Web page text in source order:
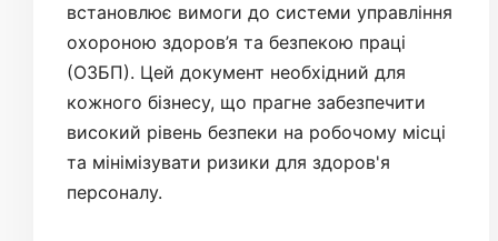
встановлює вимоги до системи управління
охороною здоров’я та безпекою праці
(ОЗБП). Цей документ необхідний для
кожного бізнесу, що прагне забезпечити
високий рівень безпеки на робочому місці
та мінімізувати ризики для здоров'я
персоналу.